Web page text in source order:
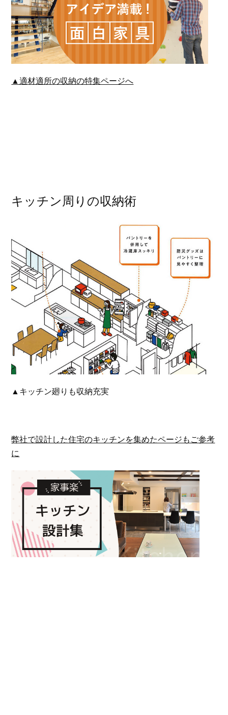
▲適材適所の収納の特集ページへ
キッチン周りの収納術
▲キッチン廻りも収納充実
弊社で設計した住宅のキッチンを集めたページもご参考
に